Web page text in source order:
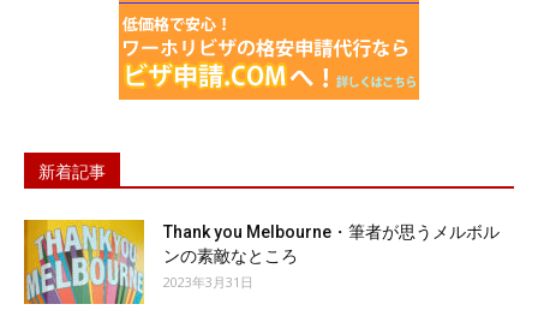
新着記事
Thank you Melbourne・筆者が思うメルボル
ンの素敵なところ
2023年3月31日